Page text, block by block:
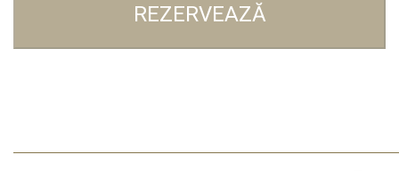
REZERVEAZĂ